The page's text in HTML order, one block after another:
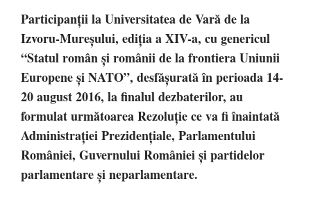
Participanții la Universitatea de Vară de la
Izvoru-Mureşului, ediţia a XIV-a, cu genericul
“Statul român şi românii de la frontiera Uniunii
Europene şi NATO”, desfăşurată în perioada 14-
20 august 2016, la finalul dezbaterilor, au
formulat următoarea Rezoluție ce va fi înaintată
Administraţiei Prezidenţiale, Parlamentului
României, Guvernului României şi partidelor
parlamentare şi neparlamentare.